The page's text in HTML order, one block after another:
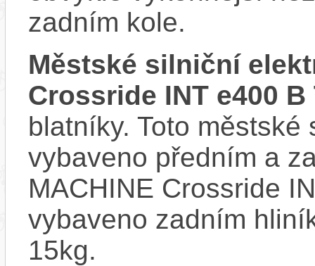
zadním kole.
Městské silniční
Crossride INT e400
blatníky. Toto
vybaveno předním a
MACHINE Crossride
vybaveno zadním
15kg.